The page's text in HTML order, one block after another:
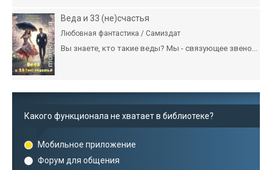
Веда и 33 (не)счастья
Любовная фантастика / Самиздат
Вы знаете, кто такие веды? Мы - связующее звено...
Какого функционала не хватает в библиотеке?
Мобильное приложение
Форум для общения